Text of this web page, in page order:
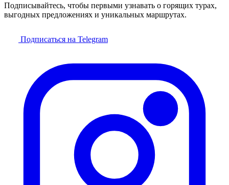
Подписывайтесь, чтобы первыми узнавать о горящих турах,
выгодных предложениях и уникальных маршрутах.
Подписаться на Telegram